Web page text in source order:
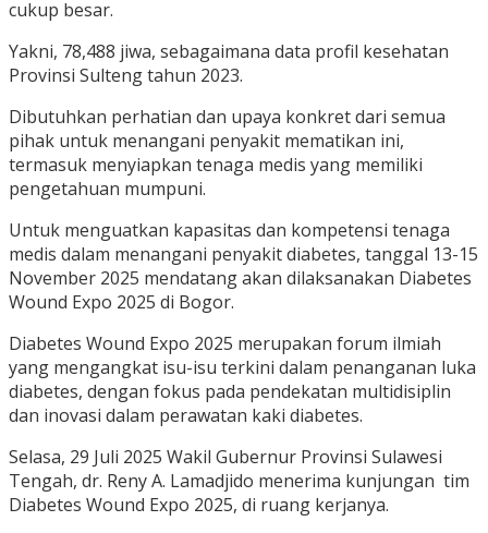
cukup besar.
Yakni, 78,488 jiwa, sebagaimana data profil kesehatan
Provinsi Sulteng tahun 2023.
Dibutuhkan perhatian dan upaya konkret dari semua
pihak untuk menangani penyakit mematikan ini,
termasuk menyiapkan tenaga medis yang memiliki
pengetahuan mumpuni.
Untuk menguatkan kapasitas dan kompetensi tenaga
medis dalam menangani penyakit diabetes, tanggal 13-15
November 2025 mendatang akan dilaksanakan Diabetes
Wound Expo 2025 di Bogor.
Diabetes Wound Expo 2025 merupakan forum ilmiah
yang mengangkat isu-isu terkini dalam penanganan luka
diabetes, dengan fokus pada pendekatan multidisiplin
dan inovasi dalam perawatan kaki diabetes.
Selasa, 29 Juli 2025 Wakil Gubernur Provinsi Sulawesi
Tengah, dr. Reny A. Lamadjido menerima kunjungan tim
Diabetes Wound Expo 2025, di ruang kerjanya.